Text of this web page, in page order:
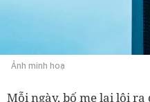
Ảnh minh hoạ
Mỗi ngày, bố mẹ lại lôi